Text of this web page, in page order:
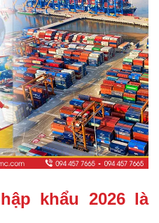
khẩu 2026 là